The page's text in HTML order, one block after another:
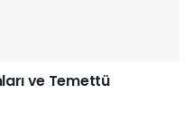
ve Temettü